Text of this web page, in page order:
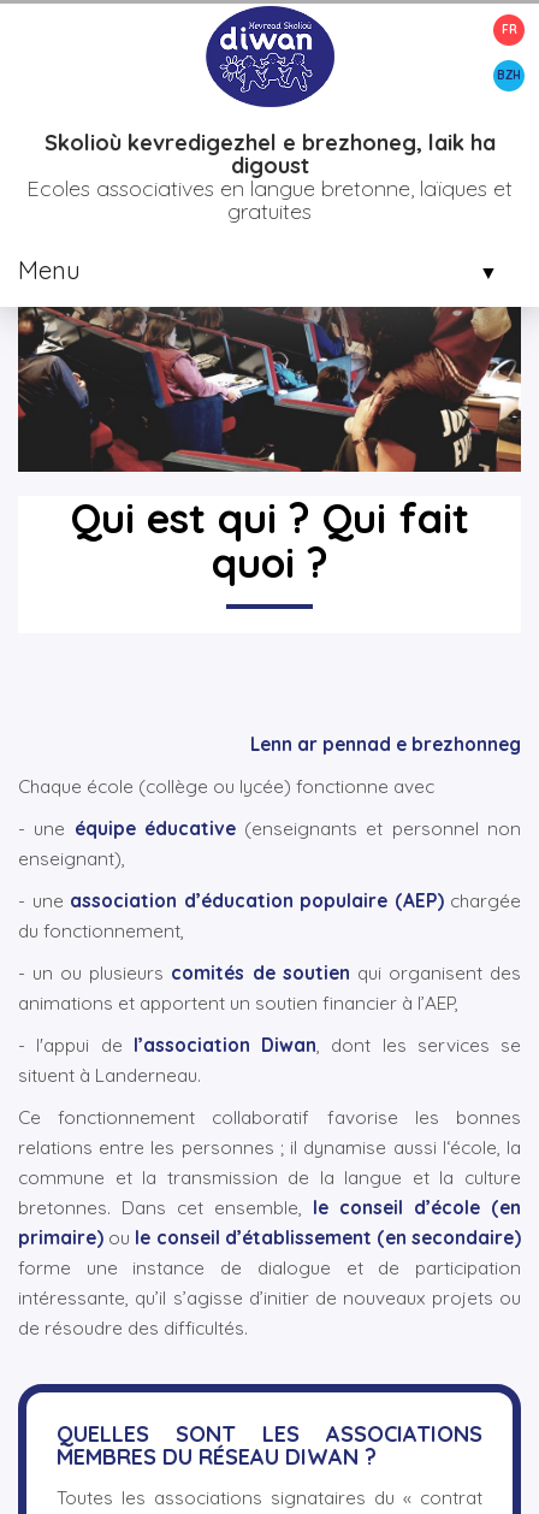
FR
BZH
Skolioù kevredigezhel e brezhoneg, laik ha
digoust
Ecoles associatives en langue bretonne, laïques et
gratuites
Menu ▼
▼
▼
Être parent d'élève > Qui est qui ? qui fait quoi ?
Qui est qui ? Qui fait
quoi ?
Lenn ar pennad e brezhonneg
Chaque école (collège ou lycée) fonctionne avec
- une équipe éducative(enseignants et personnel non
enseignant),
- une association d’éducation populaire (AEP)chargée
du fonctionnement,
- un ou plusieurs comités de soutien qui organisent des
animations et apportent un soutien financier à l’AEP,
- l'appui de l’association Diwan, dont les services se
situent à Landerneau.
Ce fonctionnement collaboratif favorise les bonnes
relations entre les personnes ; il dynamise aussi l‘école, la
commune et la transmission de la langue et la culture
bretonnes. Dans cet ensemble, le conseil d’école (en
primaire) ou le conseil d’établissement (en secondaire)
forme une instance de dialogue et de participation
intéressante, qu’il s’agisse d’initier de nouveaux projets ou
de résoudre des difficultés.
QUELLES SONT LES ASSOCIATIONS
MEMBRES DU RÉSEAU DIWAN ?
Toutes les associations signataires du « contrat